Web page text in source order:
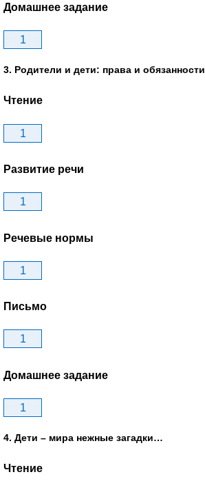
Домашнее задание
1
3. Родители и дети: права и обязанности
Чтение
1
Развитие речи
1
Речевые нормы
1
Письмо
1
Домашнее задание
1
4. Дети – мира нежные загадки…
Чтение